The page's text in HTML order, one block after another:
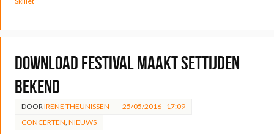
Download Festival maakt settijden
bekend
DOOR IRENE THEUNISSEN
25/05/2016 - 17:09
CONCERTEN NIEUWS